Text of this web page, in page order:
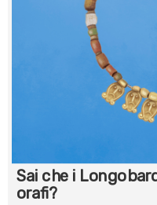
Sai che i
orafi?